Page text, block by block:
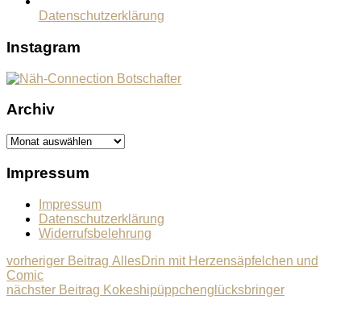
Datenschutzerklärung
Instagram
Archiv
Archiv
Impressum
Impressum
Datenschutzerklärung
Widerrufsbelehrung
Beitragsnavigation
vorheriger Beitrag Previous
AllesDrin mit Herzensäpfelchen und
Comic
nächster Beitrag Next
Kokeshipüppchenglücksbringer